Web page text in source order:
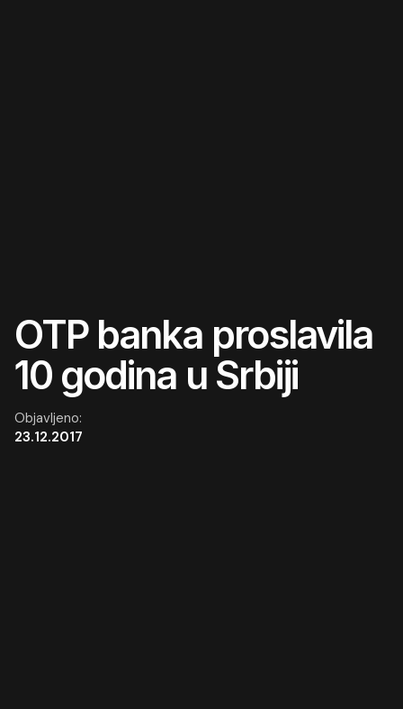
OTP banka proslavila
10 godina u Srbiji
Objavljeno:
23.12.2017